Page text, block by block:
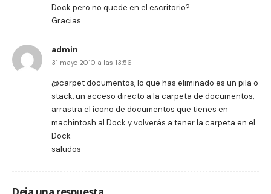
Dock pero no quede en el escritorio?
Gracias
admin
31 mayo 2010 a las 13:56
@carpet documentos, lo que has eliminado es un pila o
stack, un acceso directo a la carpeta de documentos,
arrastra el icono de documentos que tienes en
machintosh al Dock y volverás a tener la carpeta en el
Dock
saludos